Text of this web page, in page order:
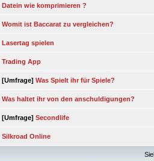
Datein wie komprimieren ?
Womit ist Baccarat zu vergleichen?
Lasertag spielen
Trading App
[Umfrage] Was Spielt ihr für Spiele?
Was haltet ihr von den anschuldigungen?
[Umfrage] Secondlife
Silkroad Online